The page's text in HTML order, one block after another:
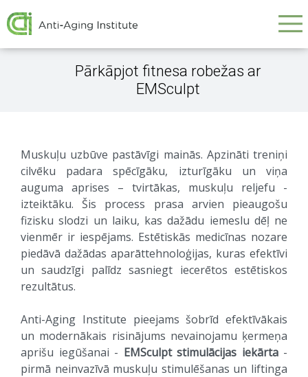
Galvenā
navigācija
Pārkāpjot fitnesa robežas ar
EMSculpt
Muskuļu uzbūve pastāvīgi mainās. Apzināti treniņi
cilvēku padara spēcīgāku, izturīgāku un viņa
auguma aprises – tvirtākas, muskuļu reljefu -
izteiktāku. Šis process prasa arvien pieaugošu
fizisku slodzi un laiku, kas dažādu iemeslu dēļ ne
vienmēr ir iespējams. Estētiskās medicīnas nozare
piedāvā dažādas aparāttehnoloģijas, kuras efektīvi
un saudzīgi palīdz sasniegt iecerētos estētiskos
rezultātus.
Anti-Aging Institute pieejams šobrīd efektīvākais
un modernākais risinājums nevainojamu ķermeņa
aprišu iegūšanai - EMSculpt stimulācijas iekārta-
pirmā neinvazīvā muskuļu stimulēšanas un liftinga